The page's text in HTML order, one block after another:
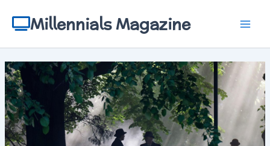
contenuMillennials Magazine